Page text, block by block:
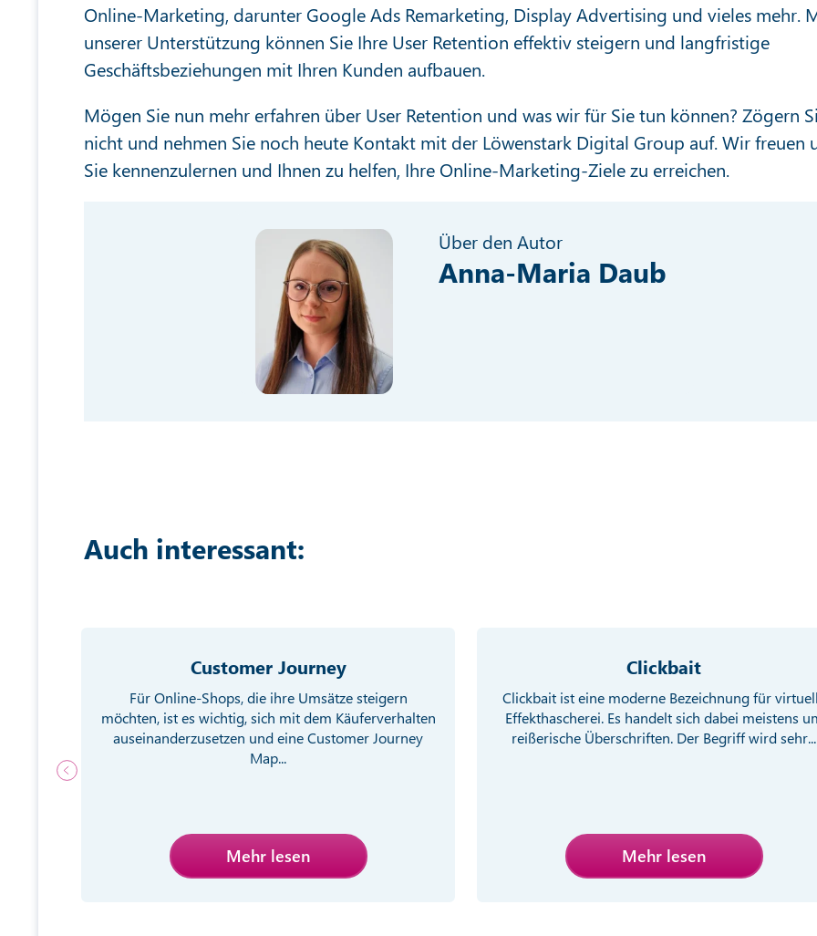
Online-Marketing, darunter Google Ads Remarketing, Display Advertising und vieles mehr.
unserer Unterstützung können Sie Ihre User Retention effektiv steigern und langfristige
Geschäftsbeziehungen mit Ihren Kunden aufbauen.
Mögen Sie nun mehr erfahren über User Retention und was wir für Sie tun können? Zögern
nicht und nehmen Sie noch heute Kontakt mit der Löwenstark Digital Group auf. Wir freuen
Sie kennenzulernen und Ihnen zu helfen, Ihre Online-Marketing-Ziele zu erreichen.
Über den Autor
Anna-Maria Daub
Auch interessant:
Customer Journey
Für Online-Shops, die ihre Umsätze steigern
möchten, ist es wichtig, sich mit dem Käuferverhalten
auseinanderzusetzen und eine Customer Journey
Map...
Mehr lesen
Clickbait
Clickbait ist eine moderne Bezeichnung für
Effekthascherei. Es handelt sich dabei meistens
reißerische Überschriften. Der Begriff wird sehr...
Mehr lesen